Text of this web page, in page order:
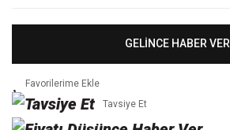
GELİNCE HABER VER
Tavsiye Et